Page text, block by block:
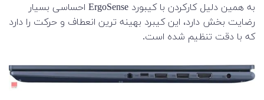
به همین دلیل کارکردن با کیبورد ErgoSense احساسی بسیار
رضایت بخش دارد، این کیبرد بهینه ترین انعطاف و حرکت را دارد
که با دقت تنظیم شده است.